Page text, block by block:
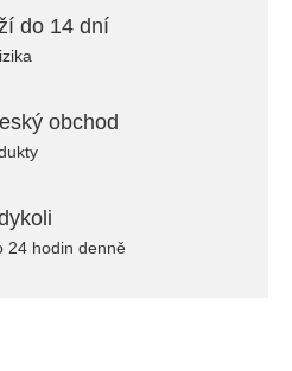
do 14 dní
obchod
24 hodin denně